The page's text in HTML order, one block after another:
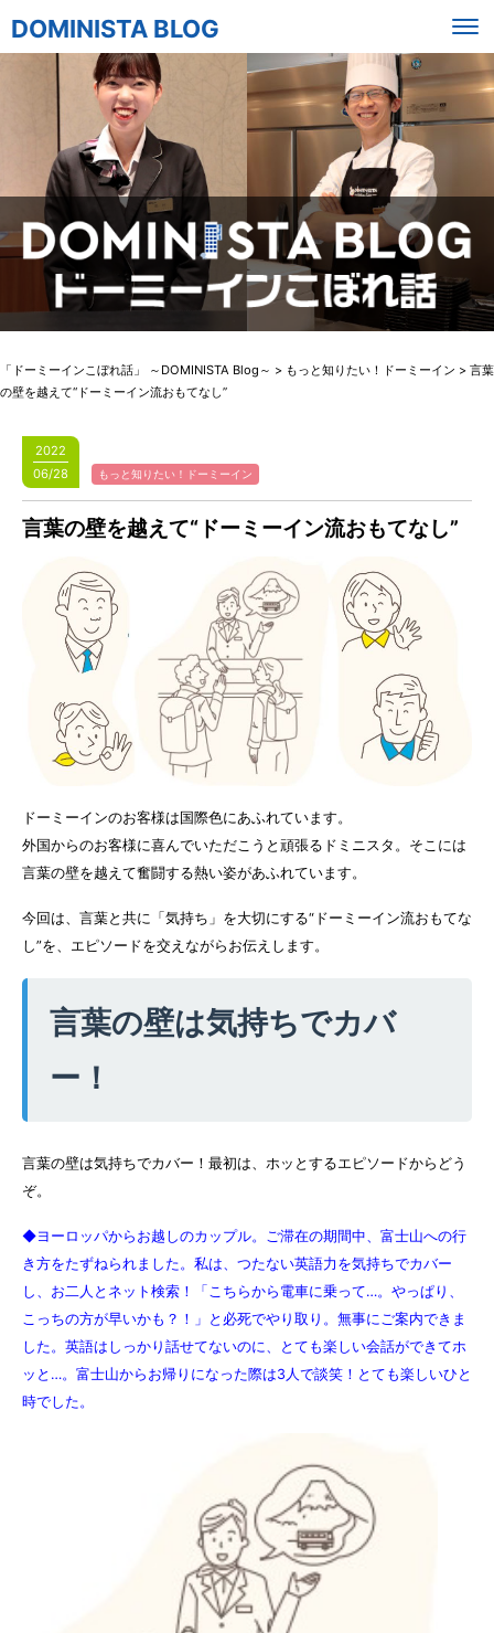
DOMINISTA BLOG
「ドーミーインこぼれ話」 ～DOMINISTA Blog～ > もっと知りたい！ドーミーイン > 言葉
の壁を越えて“ドーミーイン流おもてなし”
2022
06/28
もっと知りたい！ドーミーイン
言葉の壁を越えて“ドーミーイン流おもてなし”
ドーミーインのお客様は国際色にあふれています。
外国からのお客様に喜んでいただこうと頑張るドミニスタ。そこには
言葉の壁を越えて奮闘する熱い姿があふれています。
今回は、言葉と共に「気持ち」を大切にする“ドーミーイン流おもてな
し”を、エピソードを交えながらお伝えします。
言葉の壁は気持ちでカバ
ー！
言葉の壁は気持ちでカバー！最初は、ホッとするエピソードからどう
ぞ。
◆ヨーロッパからお越しのカップル。ご滞在の期間中、富士山への行
き方をたずねられました。私は、つたない英語力を気持ちでカバー
し、お二人とネット検索！「こちらから電車に乗って…。やっぱり、
こっちの方が早いかも？！」と必死でやり取り。無事にご案内できま
した。英語はしっかり話せてないのに、とても楽しい会話ができてホ
ッと…。富士山からお帰りになった際は3人で談笑！とても楽しいひと
時でした。